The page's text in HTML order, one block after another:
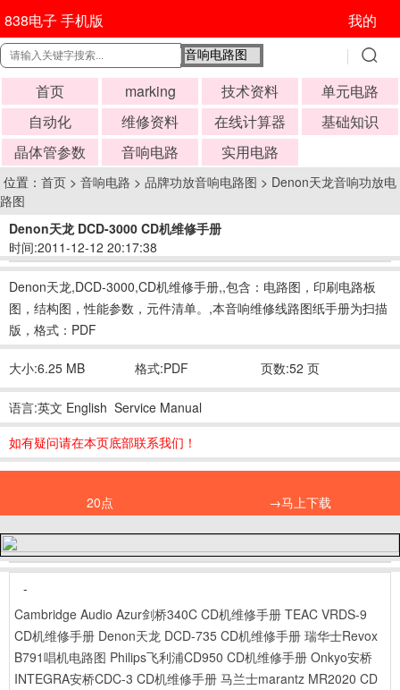
838电子 手机版 我的
首页 marking 技术资料
单元电路
自动化
维修资料 在线计算器
基础知识
晶体管参数
音响电路 实用电路
位置： 首页 > 音响电路 > 品牌功放音响电路图 > Denon天龙音响功放电
路图
Denon天龙 DCD-3000 CD机维修手册
时间:2011-12-12 20:17:38
Denon天龙,DCD-3000,CD机维修手册,,包含：电路图，印刷电路板
图，结构图，性能参数，元件清单。,本音响维修线路图纸手册为扫描
版，格式：PDF
大小:6.25 MB 格式:PDF 页数:52 页
语言:英文 English Service Manual
如有疑问请在本页底部联系我们！
20点 →马上下载
-
Cambridge Audio Azur剑桥340C CD机维修手册 TEAC VRDS-9
CD机维修手册 Denon天龙 DCD-735 CD机维修手册 瑞华士Revox
B791唱机电路图 Philips飞利浦CD950 CD机维修手册 Onkyo安桥
INTEGRA安桥CDC-3 CD机维修手册 马兰士marantz MR2020 CD